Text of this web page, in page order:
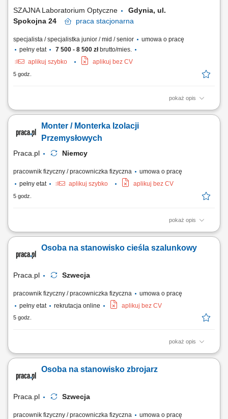
SZAJNA Laboratorium Optyczne
Gdynia, ul.
Spokojna 24
praca stacjonarna
specjalista / specjalistka junior / mid / senior
umowa o pracę
pełny etat
7 500 - 8 500 złbrutto/mies.
aplikuj szybko
aplikuj bez CV
5 godz.
pokaż opis
Jako Specjalistka/-ta ds. Optyki Okularowej będziesz: budowała/-ał i
przyjmowała/-ał zamówienia i zlecał soczewki okularowe do produkcji w
naszym laboratorium prowadziła/-dził doradztwo optykom w doborze
Monter / Monterka Izolacji
Przemysłowych
Praca.pl Niemcy
pracownik fizyczny / pracowniczka fizyczna
umowa o pracę
pełny etat
aplikuj szybko aplikuj bez CV
5 godz.
pokaż opis
Opis stanowiska: Kompleksowy montaż oraz demontaż systemów
Prowadzenie prac instalacyjnych bezpośrednio na ciągach
rurociągowych, instalacjach technicznych oraz zbiornikach
Osoba na stanowisko cieśla szalunkowy
Praca.pl Szwecja
pracownik fizyczny / pracowniczka fizyczna
umowa o pracę
pełny etat
rekrutacja online aplikuj bez CV
5 godz.
pokaż opis
Twój zakres obowiązków Montaż szalunków.
Osoba na stanowisko zbrojarz
Praca.pl Szwecja
pracownik fizyczny / pracowniczka fizyczna
umowa o pracę